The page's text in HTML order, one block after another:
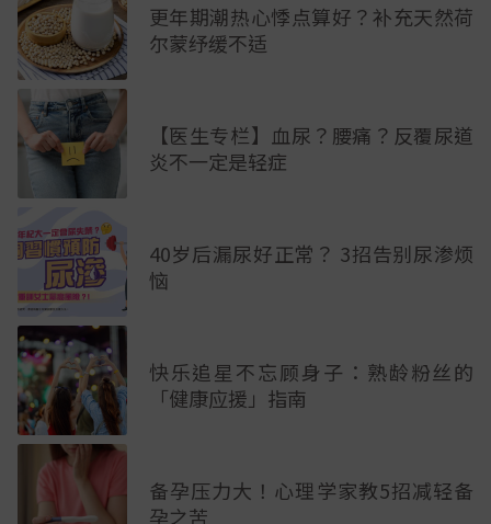
更年期潮热心悸点算好？补充天然荷
尔蒙纾缓不适
【医生专栏】血尿？腰痛？反覆尿道
炎不一定是轻症
40岁后漏尿好正常？ 3招告别尿渗烦
恼
快乐追星不忘顾身子：熟龄粉丝的
「健康应援」指南
备孕压力大！心理学家教5招减轻备
孕之苦